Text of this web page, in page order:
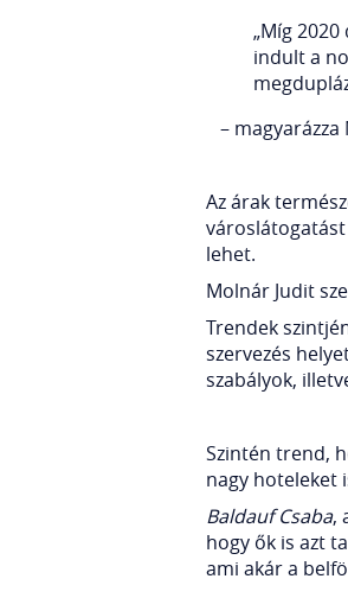
„Míg
indult a
–
Az árak
városlátogatást
lehet.
Molnár Judit
Trendek
szervezés
szabályok,
Szintén trend,
nagy hoteleket
Baldauf Csaba,
hogy ők is azt
ami akár a